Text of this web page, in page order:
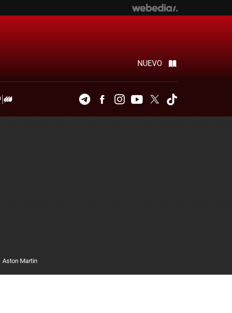
NUEVO
TelegramFacebookInstagramYoutubeTwitter
Aston Martin